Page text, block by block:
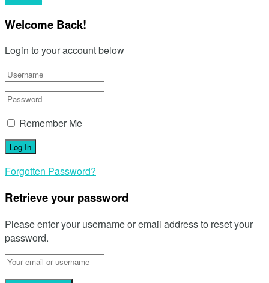
Welcome Back!
Login to your account below
Remember Me
Forgotten Password?
Retrieve your password
Please enter your username or email address to reset your
password.